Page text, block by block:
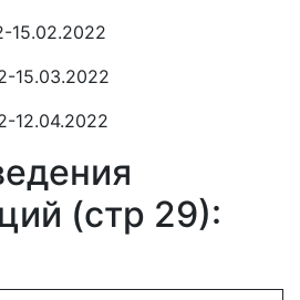
15.02.2022
15.03.2022
12.04.2022
(стр 29):